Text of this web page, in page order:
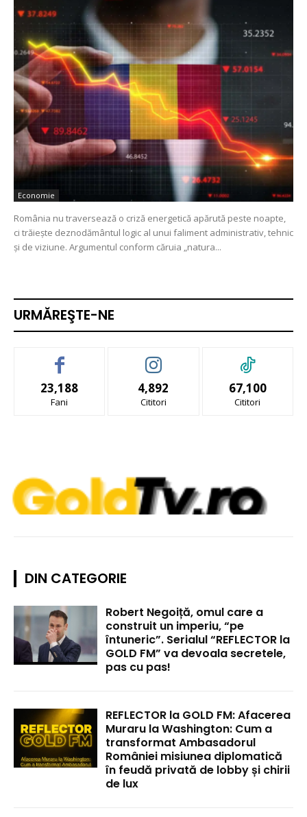
Economie
România nu traversează o criză energetică apărută peste noapte,
ci trăiește deznodământul logic al unui faliment administrativ, tehnic
și de viziune. Argumentul conform căruia „natura...
URMĂREŞTE-NE
23,188
Fani
4,892
Cititori
67,100
Cititori
DIN CATEGORIE
Robert Negoiță, omul care a
construit un imperiu, “pe
întuneric”. Serialul “REFLECTOR la
GOLD FM” va devoala secretele,
pas cu pas!
REFLECTOR la GOLD FM: Afacerea
Muraru la Washington: Cum a
transformat Ambasadorul
României misiunea diplomatică
în feudă privată de lobby și chirii
de lux